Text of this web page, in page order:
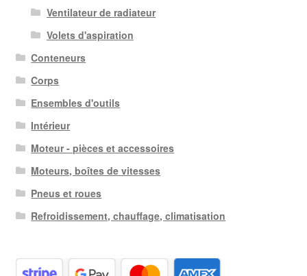
Ventilateur de radiateur
Volets d'aspiration
Conteneurs
Corps
Ensembles d'outils
Intérieur
Moteur - pièces et accessoires
Moteurs, boîtes de vitesses
Pneus et roues
Refroidissement, chauffage, climatisation